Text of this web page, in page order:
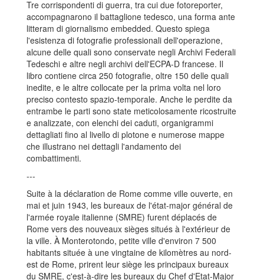
Tre corrispondenti di guerra, tra cui due fotoreporter,
accompagnarono il battaglione tedesco, una forma ante
litteram di giornalismo embedded. Questo spiega
l'esistenza di fotografie professionali dell'operazione,
alcune delle quali sono conservate negli Archivi Federali
Tedeschi e altre negli archivi dell'ECPA-D francese. Il
libro contiene circa 250 fotografie, oltre 150 delle quali
inedite, e le altre collocate per la prima volta nel loro
preciso contesto spazio-temporale. Anche le perdite da
entrambe le parti sono state meticolosamente ricostruite
e analizzate, con elenchi dei caduti, organigrammi
dettagliati fino al livello di plotone e numerose mappe
che illustrano nei dettagli l'andamento dei
combattimenti.
---
Suite à la déclaration de Rome comme ville ouverte, en
mai et juin 1943, les bureaux de l'état-major général de
l'armée royale italienne (SMRE) furent déplacés de
Rome vers des nouveaux sièges situés à l'extérieur de
la ville. À Monterotondo, petite ville d'environ 7 500
habitants située à une vingtaine de kilomètres au nord-
est de Rome, prirent leur siège les principaux bureaux
du SMRE, c'est-à-dire les bureaux du Chef d'Etat-Major